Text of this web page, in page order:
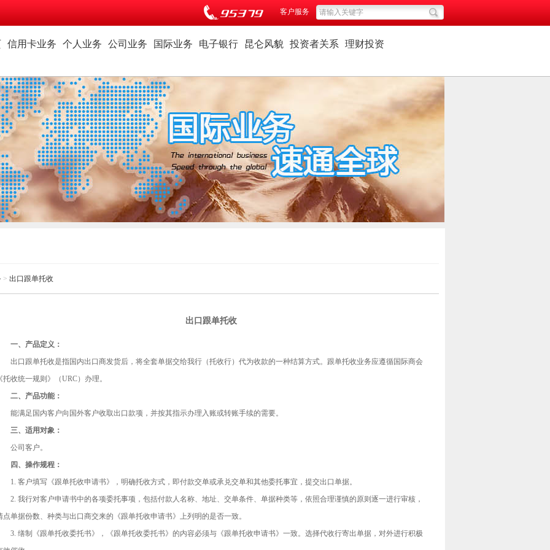
客户服务
信用卡业务 个人业务 公司业务 国际业务 电子银行 昆仑风貌 投资者关系 理财投资
> 出口跟单托收
出口跟单托收
、产品定义：
口跟单托收是指国内出口商发货后，将全套单据交给我行（托收行）代为收款的一种结算方式。跟单托收业务应遵循国际商会
托收统一规则》（URC）办理。
、产品功能：
满足国内客户向国外客户收取出口款项，并按其指示办理入账或转账手续的需要。
、适用对象：
司客户。
、操作规程：
客户填写《跟单托收申请书》，明确托收方式，即付款交单或承兑交单和其他委托事宜，提交出口单据。
我行对客户申请书中的各项委托事项，包括付款人名称、地址、交单条件、单据种类等，依照合理谨慎的原则逐一进行审核，
点单据份数、种类与出口商交来的《跟单托收申请书》上列明的是否一致。
缮制《跟单托收委托书》，《跟单托收委托书》的内容必须与《跟单托收申请书》一致。选择代收行寄出单据，对外进行积极